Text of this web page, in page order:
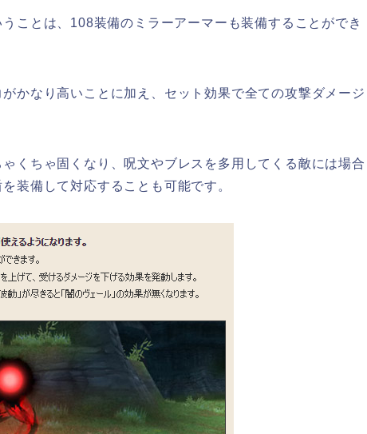
ことは、108装備のミラーアーマーも装備することができ
かなり高いことに加え、セット効果で全ての攻撃ダメージ
くちゃ固くなり、呪文やブレスを多用してくる敵には場合
装備して対応することも可能です。